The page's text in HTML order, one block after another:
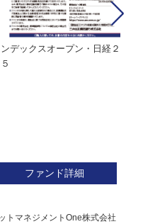
デックスオープン・日経２
ファンド詳細
トマネジメントOne株式会社